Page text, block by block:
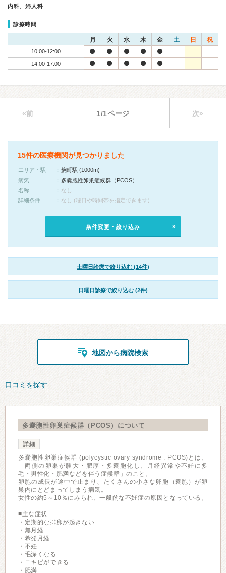
内科、婦人科
診療時間
月 火 水 木 金 土 日 祝
10:00-12:00
14:00-17:00
«前 1/1ページ 次»
15件の医療機関が見つかりました
エリア・駅
麹町駅 (1000m)
病気
多嚢胞性卵巣症候群（PCOS）
名称
なし
詳細条件
なし (曜日や時間帯を指定できます)
条件変更・絞り込み
土曜日診療で絞り込む (14件)
日曜日診療で絞り込む (2件)
地図から病院検索
口コミを探す
多嚢胞性卵巣症候群（PCOS）について
詳細
多嚢胞性卵巣症候群 (polycystic ovary syndrome : PCOS)とは、
「両側の卵巣が腫大・肥厚・多嚢胞化し、月経異常や不妊に多
毛・男性化・肥満などを伴う症候群」のこと。
卵胞の成⻑が途中で止まり、たくさんの⼩さな卵胞（嚢胞）が卵
巣内にとどまってしまう病気。
女性の約5～10％にみられ、一般的な不妊症の原因となっている。
■主な症状
・定期的な排卵が起きない
・無月経
・希発月経
・不妊
・毛深くなる
・ニキビができる
・肥満